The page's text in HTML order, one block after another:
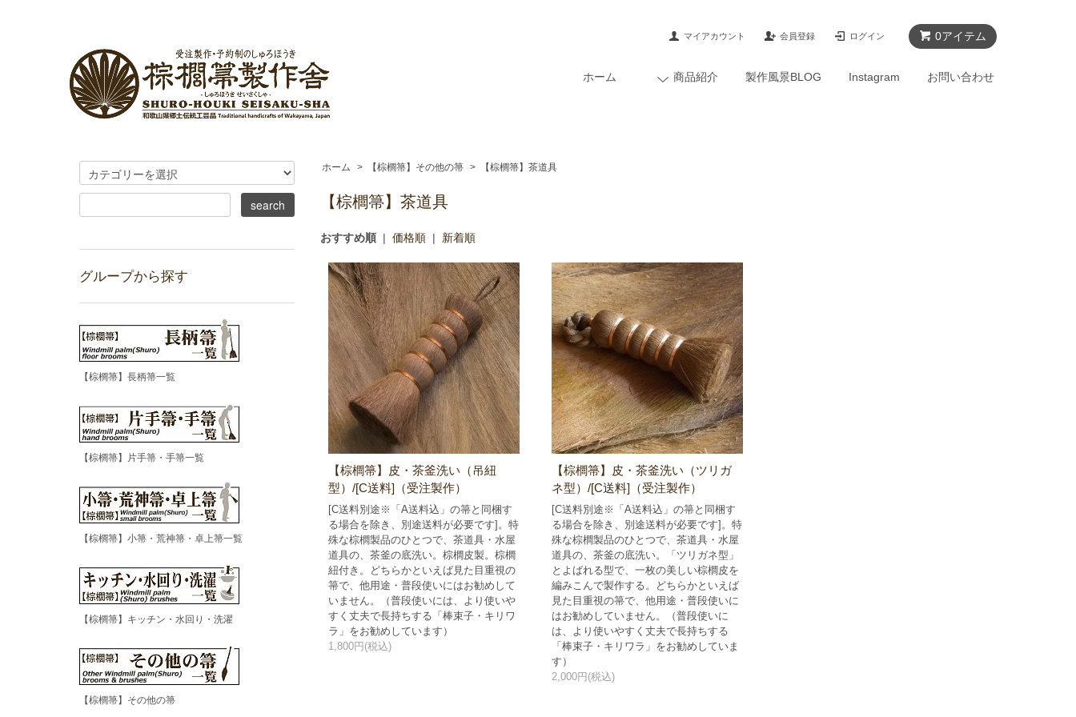
0アイテム
マイアカウント 会員登録 ログイン
ホーム 商品紹介 製作風景BLOG Instagram お問い合わせ
ホーム > 【棕櫚箒】その他の箒 > 【棕櫚箒】茶道具
【棕櫚箒】茶道具
おすすめ順| 価格順| 新着順
【棕櫚箒】皮・茶釜洗い（吊紐
型）/[C送料]（受注製作）
[C送料別途※「A送料込」の箒と同梱す
る場合を除き、別途送料が必要です]。特
殊な棕櫚製品のひとつで、茶道具・水屋
道具の、茶釜の底洗い。棕櫚皮製。棕櫚
紐付き。どちらかといえば見た目重視の
箒で、他用途・普段使いにはお勧めして
いません。（普段使いには、より使いや
すく丈夫で長持ちする「棒束子・キリワ
ラ」をお勧めしています）
1,800円(税込)
【棕櫚箒】皮・茶釜洗い（ツリガ
ネ型）/[C送料]（受注製作）
[C送料別途※「A送料込」の箒と同梱す
る場合を除き、別途送料が必要です]。特
殊な棕櫚製品のひとつで、茶道具・水屋
道具の、茶釜の底洗い。「ツリガネ型」
とよばれる型で、一枚の美しい棕櫚皮を
編みこんで製作する。どちらかといえば
見た目重視の箒で、他用途・普段使いに
はお勧めしていません。（普段使いに
は、より使いやすく丈夫で長持ちする
「棒束子・キリワラ」をお勧めしていま
す）
2,000円(税込)
グループから探す
【棕櫚箒】長柄箒一覧
【棕櫚箒】片手箒・手箒一覧
【棕櫚箒】小箒・荒神箒・卓上箒一覧
【棕櫚箒】キッチン・水回り・洗濯
【棕櫚箒】その他の箒